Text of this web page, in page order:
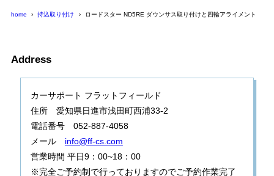
home 持込取り付け ロードスター ND5RE ダウンサス取り付けと四輪アライメント
Address
カーサポート フラットフィールド
住所 愛知県日進市浅田町西浦33-2
電話番号 052-887-4058
メール info@ff-cs.com
営業時間 平日9：00~18：00
※完全ご予約制で行っておりますのでご予約作業完了